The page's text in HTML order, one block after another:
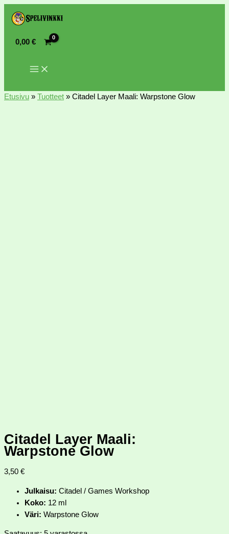
0,00€
Etusivu » Tuotteet » Citadel Layer Maali: Warpstone Glow
Citadel Layer Maali:
Warpstone Glow
3,50 €
Julkaisu: Citadel / Games Workshop
Koko: 12 ml
Väri: Warpstone Glow